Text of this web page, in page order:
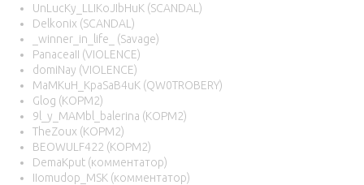
UnLucKy_LLIKoJIbHuK (SCANDAL)
Delkonix (SCANDAL)
_winner_in_life_ (Savage)
PanaceaII (VIOLENCE)
domiNay (VIOLENCE)
MaMKuH_KpaSaB4uK (QW0TROBERY)
Glog (KOPM2)
9l_y_MAMbl_balerina (KOPM2)
TheZoux (KOPM2)
BEOWULF422 (KOPM2)
DemaKput (комментатор)
IIomudop_MSK (комментатор)